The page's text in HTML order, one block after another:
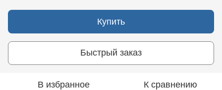
Купить
Быстрый заказ
В избранное К сравнению